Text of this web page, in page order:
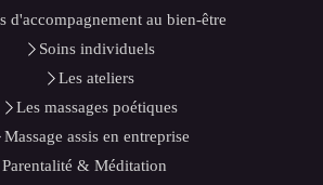
d'accompagnement au bien-être
Soins individuels
Les ateliers
Les massages poétiques
Massage assis en entreprise
Parentalité & Méditation